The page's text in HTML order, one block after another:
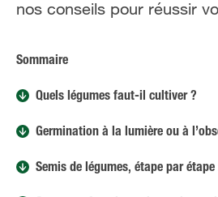
nos conseils pour réussir
Sommaire
Quels légumes faut-il cultiver ?
Germination à la lumière ou à l’obscurité
Semis de légumes, étape par étape